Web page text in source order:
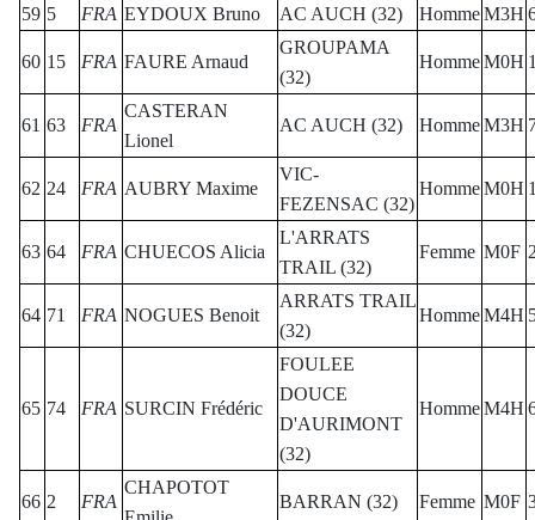
59 5 FRA EYDOUX Bruno AC AUCH (32) HommeM3H
60 15 FRA FAURE Arnaud
GROUPAMA
(32)
HommeM0H
61 63 FRA
CASTERAN
Lionel
AC AUCH (32) HommeM3H
62 24 FRA AUBRY Maxime
VIC-
FEZENSAC (32)
HommeM0H
63 64 FRA CHUECOS Alicia
L'ARRATS
TRAIL (32)
Femme M0F
64 71 FRA NOGUES Benoit
ARRATS TRAIL
(32)
HommeM4H
65 74 FRA SURCIN Frédéric
FOULEE
DOUCE
D'AURIMONT
(32)
HommeM4H
66 2 FRA
CHAPOTOT
BARRAN (32) Femme M0F